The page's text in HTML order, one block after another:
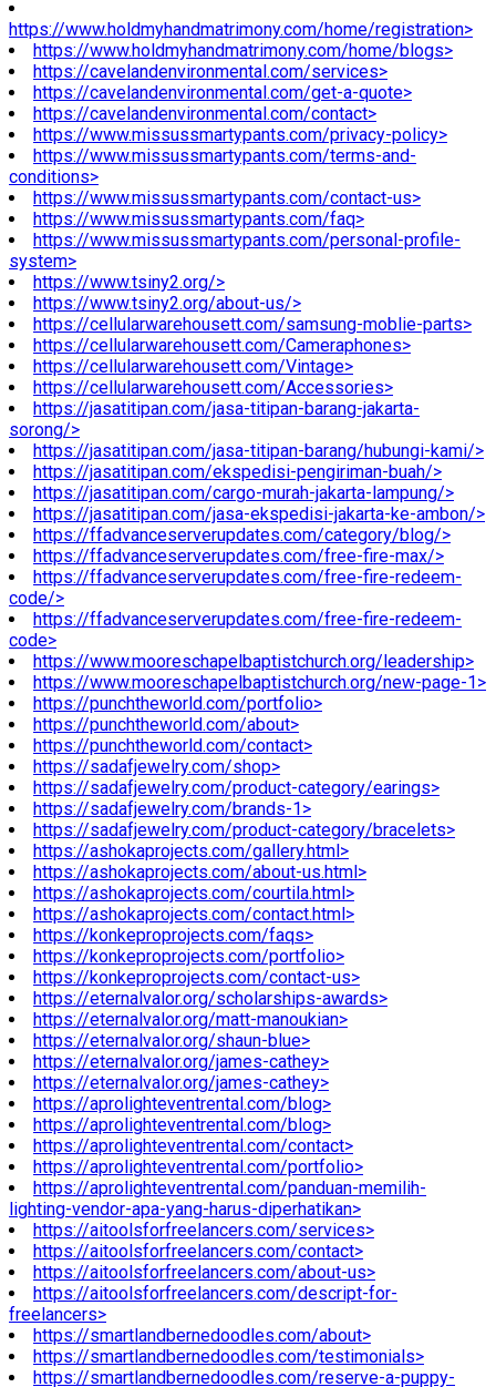
https://www.holdmyhandmatrimony.com/home/registration>
https://www.holdmyhandmatrimony.com/home/blogs>
https://cavelandenvironmental.com/services>
https://cavelandenvironmental.com/get-a-quote>
https://cavelandenvironmental.com/contact>
https://www.missussmartypants.com/privacy-policy>
https://www.missussmartypants.com/terms-and-
conditions>
https://www.missussmartypants.com/contact-us>
https://www.missussmartypants.com/faq>
https://www.missussmartypants.com/personal-profile-
system>
https://www.tsiny2.org/>
https://www.tsiny2.org/about-us/>
https://cellularwarehousett.com/samsung-moblie-parts>
https://cellularwarehousett.com/Cameraphones>
https://cellularwarehousett.com/Vintage>
https://cellularwarehousett.com/Accessories>
https://jasatitipan.com/jasa-titipan-barang-jakarta-
sorong/>
https://jasatitipan.com/jasa-titipan-barang/hubungi-kami/>
https://jasatitipan.com/ekspedisi-pengiriman-buah/>
https://jasatitipan.com/cargo-murah-jakarta-lampung/>
https://jasatitipan.com/jasa-ekspedisi-jakarta-ke-ambon/>
https://ffadvanceserverupdates.com/category/blog/>
https://ffadvanceserverupdates.com/free-fire-max/>
https://ffadvanceserverupdates.com/free-fire-redeem-
code/>
https://ffadvanceserverupdates.com/free-fire-redeem-
code>
https://www.mooreschapelbaptistchurch.org/leadership>
https://www.mooreschapelbaptistchurch.org/new-page-1>
https://punchtheworld.com/portfolio>
https://punchtheworld.com/about>
https://punchtheworld.com/contact>
https://sadafjewelry.com/shop>
https://sadafjewelry.com/product-category/earings>
https://sadafjewelry.com/brands-1>
https://sadafjewelry.com/product-category/bracelets>
https://ashokaprojects.com/gallery.html>
https://ashokaprojects.com/about-us.html>
https://ashokaprojects.com/courtila.html>
https://ashokaprojects.com/contact.html>
https://konkeproprojects.com/faqs>
https://konkeproprojects.com/portfolio>
https://konkeproprojects.com/contact-us>
https://eternalvalor.org/scholarships-awards>
https://eternalvalor.org/matt-manoukian>
https://eternalvalor.org/shaun-blue>
https://eternalvalor.org/james-cathey>
https://eternalvalor.org/james-cathey>
https://aprolighteventrental.com/blog>
https://aprolighteventrental.com/blog>
https://aprolighteventrental.com/contact>
https://aprolighteventrental.com/portfolio>
https://aprolighteventrental.com/panduan-memilih-
lighting-vendor-apa-yang-harus-diperhatikan>
https://aitoolsforfreelancers.com/services>
https://aitoolsforfreelancers.com/contact>
https://aitoolsforfreelancers.com/about-us>
https://aitoolsforfreelancers.com/descript-for-
freelancers>
https://smartlandbernedoodles.com/about>
https://smartlandbernedoodles.com/testimonials>
https://smartlandbernedoodles.com/reserve-a-puppy-